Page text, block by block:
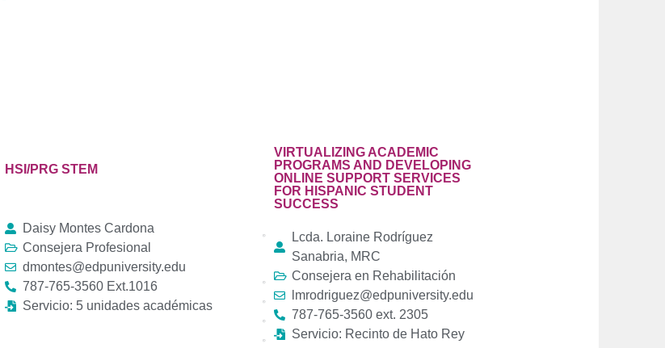
HSI/PRG STEM
Daisy Montes Cardona
Consejera Profesional
dmontes@edpuniversity.edu
787-765-3560 Ext.1016
Servicio: 5 unidades académicas
VIRTUALIZING ACADEMIC
PROGRAMS AND DEVELOPING
ONLINE SUPPORT SERVICES
FOR HISPANIC STUDENT
SUCCESS
Lcda. Loraine Rodríguez
Sanabria, MRC
Consejera en Rehabilitación
lmrodriguez@edpuniversity.edu
787-765-3560 ext. 2305
Servicio: Recinto de Hato Rey